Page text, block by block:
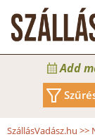
Add
SzállásVadász.hu >>